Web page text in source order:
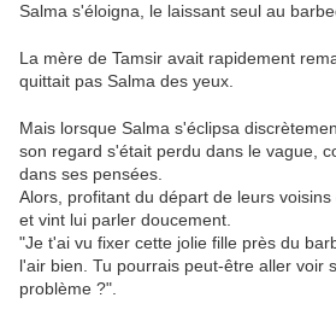
Salma s'éloigna, le laissant seul au
La mère de Tamsir avait rapidement
quittait pas Salma des yeux.
Mais lorsque Salma s'éclipsa
son regard s'était perdu dans le vague,
dans ses pensées.
Alors, profitant du départ de leurs
et vint lui parler doucement.
"Je t'ai vu fixer cette jolie fille près du
l'air bien. Tu pourrais peut-être aller voir
problème ?".